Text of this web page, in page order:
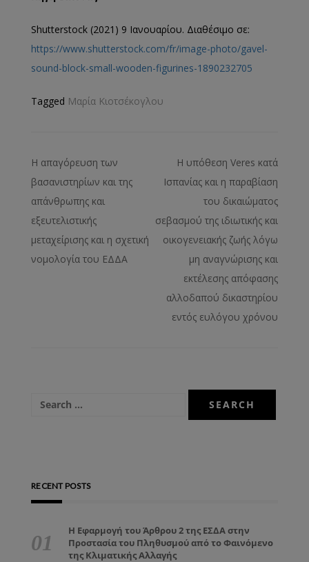
Shutterstock (2021) 9 Ιανουαρίου. Διαθέσιμο σε:
https://www.shutterstock.com/fr/image-photo/gavel-
sound-block-small-wooden-figurines-1890232705
Tagged Μαρία Κιοτσέκογλου
Η απαγόρευση των
βασανιστηρίων και της
απάνθρωπης και
εξευτελιστικής
μεταχείρισης και η σχετική
νομολογία του ΕΔΔΑ
Η υπόθεση Veres κατά
Ισπανίας και η παραβίαση
του δικαιώματος
σεβασμού της ιδιωτικής και
οικογενειακής ζωής λόγω
μη αναγνώρισης και
εκτέλεσης απόφασης
αλλοδαπού δικαστηρίου
εντός ευλόγου χρόνου
RECENT POSTS
Η Εφαρμογή του Άρθρου 2 της ΕΣΔΑ στην
Προστασία του Πληθυσμού από το Φαινόμενο
της Κλιματικής Αλλαγής